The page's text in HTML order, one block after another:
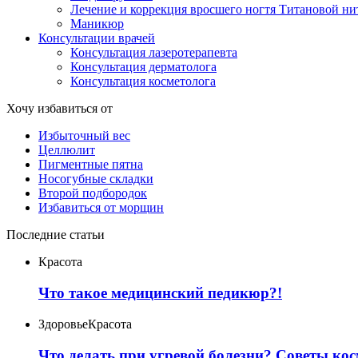
Лечение и коррекция вросшего ногтя Титановой
Маникюр
Консультации врачей
Консультация лазеротерапевта
Консультация дерматолога
Консультация косметолога
Хочу избавиться от
Избыточный вес
Целлюлит
Пигментные пятна
Носогубные складки
Второй подбородок
Избавиться от морщин
Последние статьи
Красота
Что такое медицинский педикюр?!
ЗдоровьеКрасота